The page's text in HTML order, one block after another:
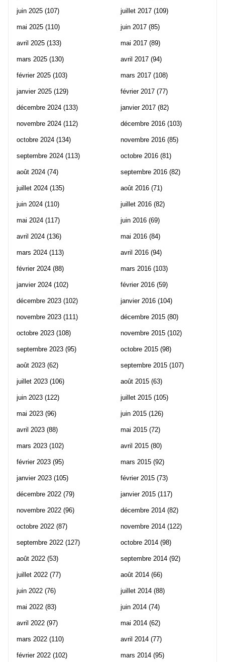
juin 2025 (107)
mai 2025 (110)
avril 2025 (133)
mars 2025 (130)
février 2025 (103)
janvier 2025 (129)
décembre 2024 (133)
novembre 2024 (112)
octobre 2024 (134)
septembre 2024 (113)
août 2024 (74)
juillet 2024 (135)
juin 2024 (110)
mai 2024 (117)
avril 2024 (136)
mars 2024 (113)
février 2024 (88)
janvier 2024 (102)
décembre 2023 (102)
novembre 2023 (111)
octobre 2023 (108)
septembre 2023 (95)
août 2023 (62)
juillet 2023 (106)
juin 2023 (122)
mai 2023 (96)
avril 2023 (88)
mars 2023 (102)
février 2023 (95)
janvier 2023 (105)
décembre 2022 (79)
novembre 2022 (96)
octobre 2022 (87)
septembre 2022 (127)
août 2022 (53)
juillet 2022 (77)
juin 2022 (76)
mai 2022 (83)
avril 2022 (97)
mars 2022 (110)
février 2022 (102)
juillet 2017 (109)
juin 2017 (85)
mai 2017 (89)
avril 2017 (94)
mars 2017 (108)
février 2017 (77)
janvier 2017 (82)
décembre 2016 (103)
novembre 2016 (85)
octobre 2016 (81)
septembre 2016 (82)
août 2016 (71)
juillet 2016 (82)
juin 2016 (69)
mai 2016 (84)
avril 2016 (94)
mars 2016 (103)
février 2016 (59)
janvier 2016 (104)
décembre 2015 (80)
novembre 2015 (102)
octobre 2015 (98)
septembre 2015 (107)
août 2015 (63)
juillet 2015 (105)
juin 2015 (126)
mai 2015 (72)
avril 2015 (80)
mars 2015 (92)
février 2015 (73)
janvier 2015 (117)
décembre 2014 (82)
novembre 2014 (122)
octobre 2014 (98)
septembre 2014 (92)
août 2014 (66)
juillet 2014 (88)
juin 2014 (74)
mai 2014 (62)
avril 2014 (77)
mars 2014 (95)